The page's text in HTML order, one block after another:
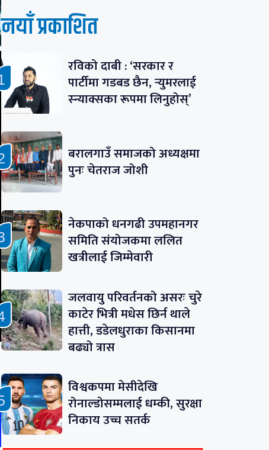
नयाँ प्रकाशित
रविको दाबी : ‘सरकार र
पार्टीमा गडबड छैन, र्‍युमरलाई
स्न्याक्सका रूपमा लिनुहोस्’
बरालगाउँ समाजको अध्यक्षमा
पुनः चेतराज जोशी
नेकपाको धनगढी उपमहानगर
समिति संयोजकमा ललित
खत्रीलाई जिम्मेवारी
जलवायु परिवर्तनको असरः चुरे
काटेर भित्री मधेस छिर्न थाले
हात्ती, डडेलधुराका किसानमा
बढ्यो त्रास
विश्वकपमा मेसीदेखि
रोनाल्डोसम्मलाई धम्की, सुरक्षा
निकाय उच्च सतर्क